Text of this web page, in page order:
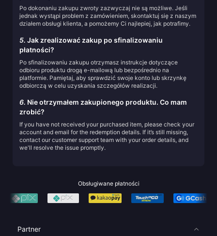
Po dokonaniu zakupu zwroty zazwyczaj nie są możliwe. Jeśli
jednak wystąpi problem z zamówieniem, skontaktuj się z naszym
działem obsługi klienta, a pomożemy Ci najlepiej, jak potrafimy.
5. Jak zrealizować zakup po sfinalizowaniu
płatności?
Po sfinalizowaniu zakupu otrzymasz instrukcje dotyczące
odbioru produktu drogą e-mailową lub bezpośrednio na
platformie. Pamiętaj, aby sprawdzić swoje konto lub skrzynkę
odbiorczą w celu uzyskania szczegółów realizacji.
6. Nie otrzymałem zakupionego produktu. Co mam
zrobić?
If you have not received your purchased item, please check your
account and email for the redemption details. If it’s still missing,
contact our customer support team with your order details, and
we'll resolve the issue promptly.
Obsługiwane płatności
Partner